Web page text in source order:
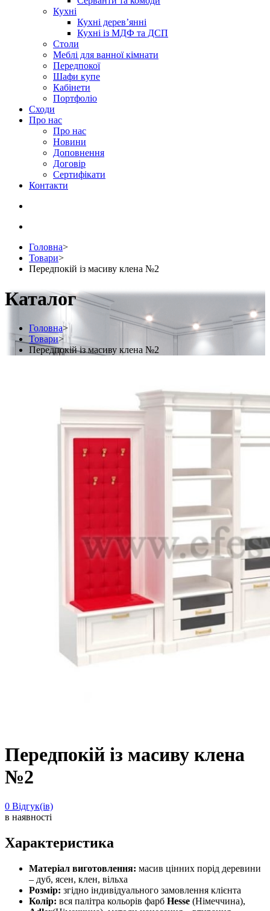
Кухні
Кухні дерев’янні
Кухні із МДФ та ДСП
Cтоли
Меблі для ванної кімнати
Передпокої
Шафи купе
Кабінети
Портфоліо
Сходи
Про нас
Про нас
Новини
Доповнення
Договір
Сертифікати
Контакти
Головна>
Товари>
Передпокій із масиву клена №2
Каталог
Головна>
Товари>
Передпокій із масиву клена №2
Передпокій із масиву клена
№2
0 Відгук(ів)
в наявності
Характеристика
Матеріал виготовлення: масив цінних порід деревини
– дуб, ясен, клен, вільха
Розмір: згідно індивідуального замовлення клієнта
Колір: вся палітра кольорів фарб Hesse (Німеччина),